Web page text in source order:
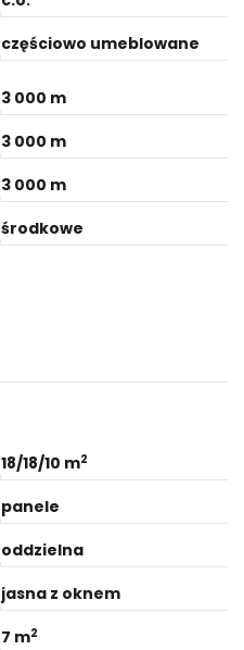
częściowo umeblowane
3 000 m
3 000 m
3 000 m
środkowe
18/18/10 m2
panele
oddzielna
jasna z oknem
7 m2